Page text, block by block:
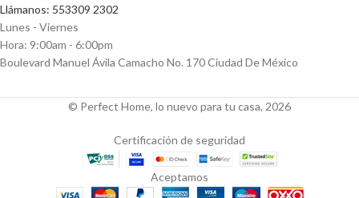
Llámanos: 553309 2302
Lunes - Viernes
Hora: 9:00am - 6:00pm
Boulevard Manuel Ávila Camacho No. 170 Ciudad De México
© Perfect Home, lo nuevo para tu casa, 2026
Certificación de seguridad
Aceptamos